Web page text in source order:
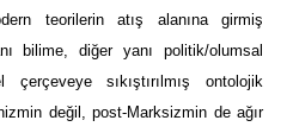
teorilerin atış alanına girmiş
bilime, diğer yanı politik/olumsal
sıkıştırılmış ontolojik
değil, post-Marksizmin de ağır